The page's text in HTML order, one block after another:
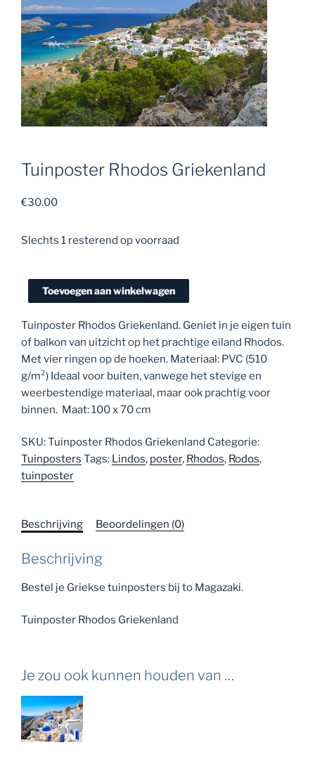
Tuinposter Rhodos Griekenland
€30.00
Slechts 1 resterend op voorraad
Rhodos
Griekenland
aantal
Toevoegen aan winkelwagen
Tuinposter Rhodos Griekenland. Geniet in je eigen tuin
of balkon van uitzicht op het prachtige eiland Rhodos.
Met vier ringen op de hoeken. Materiaal: PVC (510
g/m²) Ideaal voor buiten, vanwege het stevige en
weerbestendige materiaal, maar ook prachtig voor
binnen. Maat: 100 x 70 cm
SKU:Tuinposter Rhodos Griekenland Categorie:
Tuinposters Tags: Lindos, poster, Rhodos, Rodos,
tuinposter
Beschrijving Beoordelingen (0)
Beschrijving
Bestel je Griekse tuinposters bij to Magazaki.
Tuinposter Rhodos Griekenland
Je zou ook kunnen houden van …